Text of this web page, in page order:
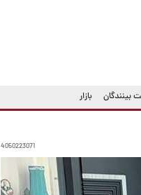
بینندگان بازار
4050223071